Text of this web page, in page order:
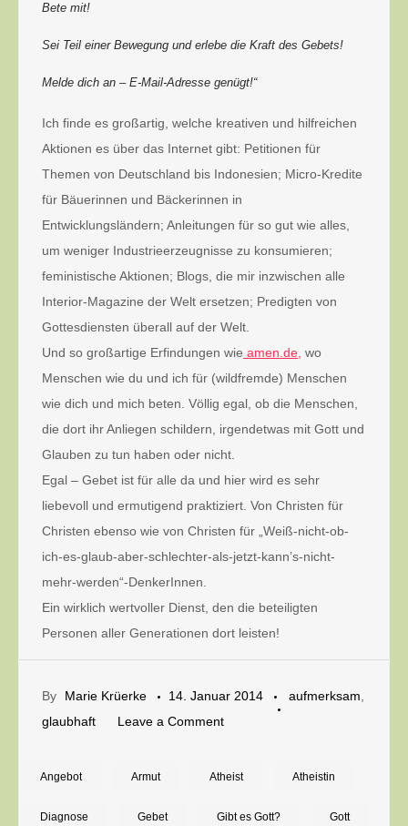
Bete mit!
Sei Teil einer Bewegung und erlebe die Kraft des Gebets!
Melde dich an – E-Mail-Adresse genügt!“
Ich finde es großartig, welche kreativen und hilfreichen
Aktionen es über das Internet gibt: Petitionen für
Themen von Deutschland bis Indonesien; Micro-Kredite
für Bäuerinnen und Bäckerinnen in
Entwicklungsländern; Anleitungen für so gut wie alles,
um weniger Industrieerzeugnisse zu konsumieren;
feministische Aktionen; Blogs, die mir inzwischen alle
Interior-Magazine der Welt ersetzen; Predigten von
Gottesdiensten überall auf der Welt.
Und so großartige Erfindungen wie amen.de, wo
Menschen wie du und ich für (wildfremde) Menschen
wie dich und mich beten. Völlig egal, ob die Menschen,
die dort ihr Anliegen schildern, irgendetwas mit Gott und
Glauben zu tun haben oder nicht.
Egal – Gebet ist für alle da und hier wird es sehr
liebevoll und ermutigend praktiziert. Von Christen für
Christen ebenso wie von Christen für „Weiß-nicht-ob-
ich-es-glaub-aber-schlechter-als-jetzt-kann’s-nicht-
mehr-werden“-DenkerInnen.
Ein wirklich wertvoller Dienst, den die beteiligten
Personen aller Generationen dort leisten!
By Marie Krüerke 14. Januar 2014 aufmerksam
glaubhaft
Leave a Commenton
betet
dich
Angebot Armut Atheist Atheistin
Diagnose Gebet Gibt es Gott? Gott